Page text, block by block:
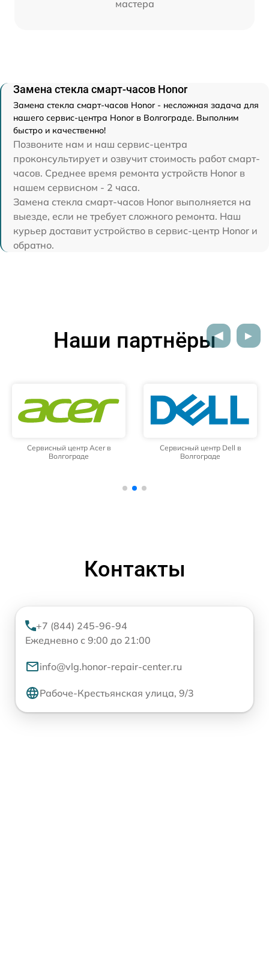
мастера
Замена стекла смарт-часов Honor
Замена стекла смарт-часов Honor - несложная задача для
нашего сервис-центра Honor в Волгограде. Выполним
быстро и качественно!
Позвоните нам и наш сервис-центра
проконсультирует и озвучит стоимость работ смарт-
часов. Среднее время ремонта устройств Honor в
нашем сервисном - 2 часа.
Замена стекла смарт-часов Honor выполняется на
выезде, если не требует сложного ремонта. Наш
курьер доставит устройство в сервис-центр Honor и
обратно.
Наши партнёры
Сервисный центр Acer в
Волгограде
Сервисный центр Dell в
Волгограде
Контакты
+7 (844) 245-96-94
Ежедневно с 9:00 до 21:00
info@vlg.honor-repair-center.ru
Рабоче-Крестьянская улица, 9/3